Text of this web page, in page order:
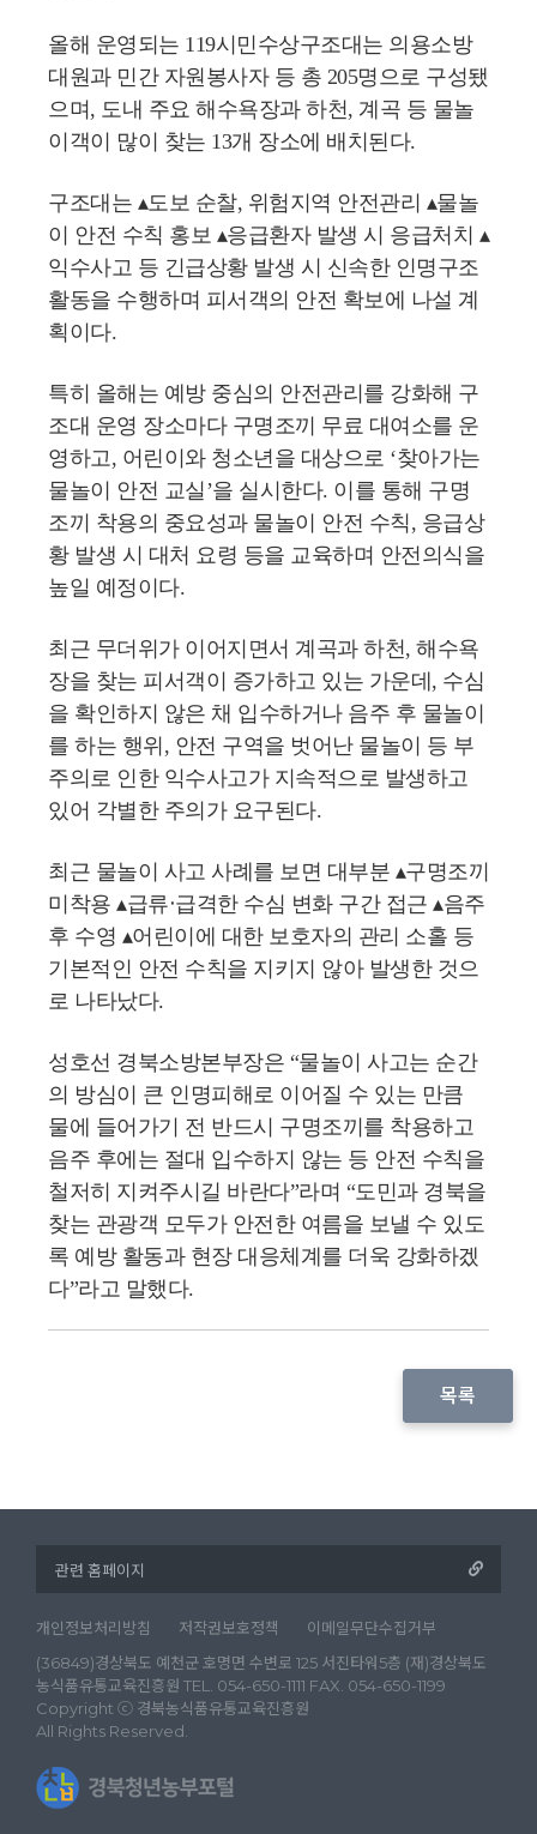
올해 운영되는 119시민수상구조대는 의용소방
대원과 민간 자원봉사자 등 총 205명으로 구성됐
으며, 도내 주요 해수욕장과 하천, 계곡 등 물놀
이객이 많이 찾는 13개 장소에 배치된다.
구조대는 ▴도보 순찰, 위험지역 안전관리 ▴물놀
이 안전 수칙 홍보 ▴응급환자 발생 시 응급처치 ▴
익수사고 등 긴급상황 발생 시 신속한 인명구조
활동을 수행하며 피서객의 안전 확보에 나설 계
획이다.
특히 올해는 예방 중심의 안전관리를 강화해 구
조대 운영 장소마다 구명조끼 무료 대여소를 운
영하고, 어린이와 청소년을 대상으로 ‘찾아가는
물놀이 안전 교실’을 실시한다. 이를 통해 구명
조끼 착용의 중요성과 물놀이 안전 수칙, 응급상
황 발생 시 대처 요령 등을 교육하며 안전의식을
높일 예정이다.
최근 무더위가 이어지면서 계곡과 하천, 해수욕
장을 찾는 피서객이 증가하고 있는 가운데, 수심
을 확인하지 않은 채 입수하거나 음주 후 물놀이
를 하는 행위, 안전 구역을 벗어난 물놀이 등 부
주의로 인한 익수사고가 지속적으로 발생하고
있어 각별한 주의가 요구된다.
최근 물놀이 사고 사례를 보면 대부분 ▴구명조끼
미착용 ▴급류‧급격한 수심 변화 구간 접근 ▴음주
후 수영 ▴어린이에 대한 보호자의 관리 소홀 등
기본적인 안전 수칙을 지키지 않아 발생한 것으
로 나타났다.
성호선 경북소방본부장은 “물놀이 사고는 순간
의 방심이 큰 인명피해로 이어질 수 있는 만큼
물에 들어가기 전 반드시 구명조끼를 착용하고
음주 후에는 절대 입수하지 않는 등 안전 수칙을
철저히 지켜주시길 바란다”라며 “도민과 경북을
찾는 관광객 모두가 안전한 여름을 보낼 수 있도
록 예방 활동과 현장 대응체계를 더욱 강화하겠
다”라고 말했다.
목록
개인정보처리방침 저작권보호정책
이메일무단수집거부
(36849)경상북도 예천군 호명면 수변로 125 서진타워5층 (재)경상북도
농식품유통교육진흥원 TEL. 054-650-1111 FAX. 054-650-1199
Copyright ⓒ 경북농식품유통교육진흥원
All Rights Reserved.